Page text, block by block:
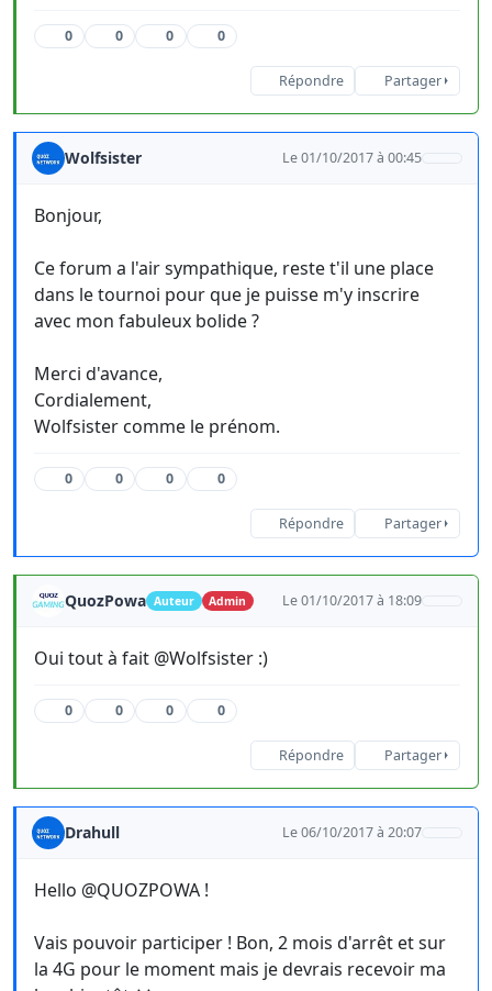
0 0 0 0
Répondre Partager
Wolfsister Le 01/10/2017 à 00:45
Bonjour,
Ce forum a l'air sympathique, reste t'il une place
dans le tournoi pour que je puisse m'y inscrire
avec mon fabuleux bolide ?
Merci d'avance,
Cordialement,
Wolfsister comme le prénom.
0 0 0 0
Répondre Partager
QuozPowa Auteur Admin Le 01/10/2017 à 18:09
Oui tout à fait @Wolfsister :)
0 0 0 0
Répondre Partager
Drahull Le 06/10/2017 à 20:07
Hello @QUOZPOWA !
Vais pouvoir participer ! Bon, 2 mois d'arrêt et sur
la 4G pour le moment mais je devrais recevoir ma